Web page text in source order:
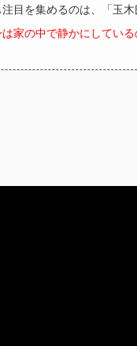
目を集めるのは、「玉
家の中で静かにしてい